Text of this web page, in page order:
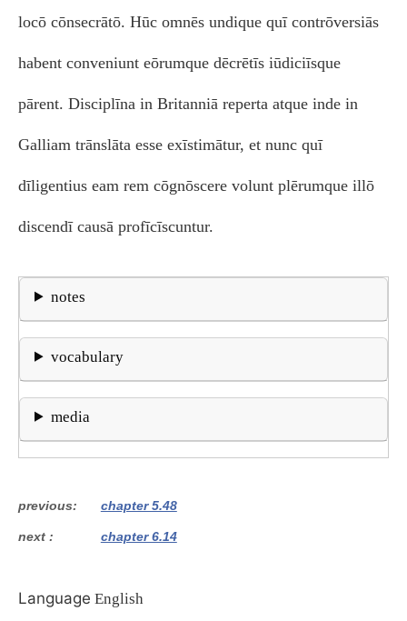
locō cōnsecrātō. Hūc omnēs undique quī contrōversiās
habent conveniunt eōrumque dēcrētīs iūdiciīsque
pārent. Disciplīna in Britanniā reperta atque inde in
Galliam trānslāta esse exīstimātur, et nunc quī
dīligentius eam rem cōgnōscere volunt plērumque illō
discendī causā profīcīscuntur.
notes
vocabulary
media
previous chapter 5.48
next chapter 6.14
Language English